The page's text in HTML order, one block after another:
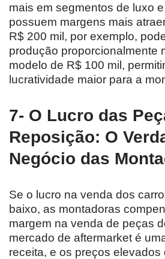
mais em segmentos de luxo
possuem margens mais
R$ 200 mil, por exemplo,
produção proporcionalmente
modelo de R$ 100 mil,
lucratividade maior para a
7- O Lucro das
Reposição: O
Negócio das
Se o lucro na venda dos
baixo, as montadoras
margem na venda de peças
mercado de aftermarket é
receita, e os preços elevados